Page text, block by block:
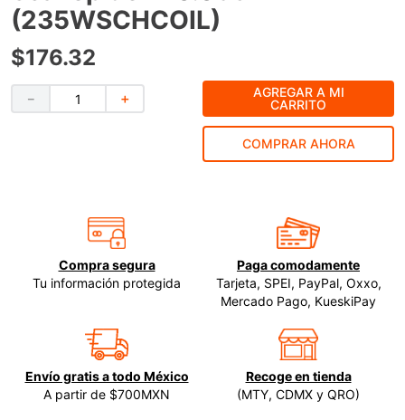
(235WSCHCOIL)
$176.32
＋
－
AGREGAR A MI
CARRITO
COMPRAR AHORA
Compra segura
Tu información protegida
Paga comodamente
Tarjeta, SPEI, PayPal, Oxxo,
Mercado Pago, KueskiPay
Envío gratis a todo México
A partir de $700MXN
Recoge en tienda
(MTY, CDMX y QRO)
7.
clavos